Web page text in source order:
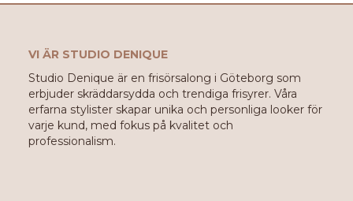
VI ÄR STUDIO DENIQUE
Studio Denique är en frisörsalong i Göteborg som
erbjuder skräddarsydda och trendiga frisyrer. Våra
erfarna stylister skapar unika och personliga looker för
varje kund, med fokus på kvalitet och
professionalism.